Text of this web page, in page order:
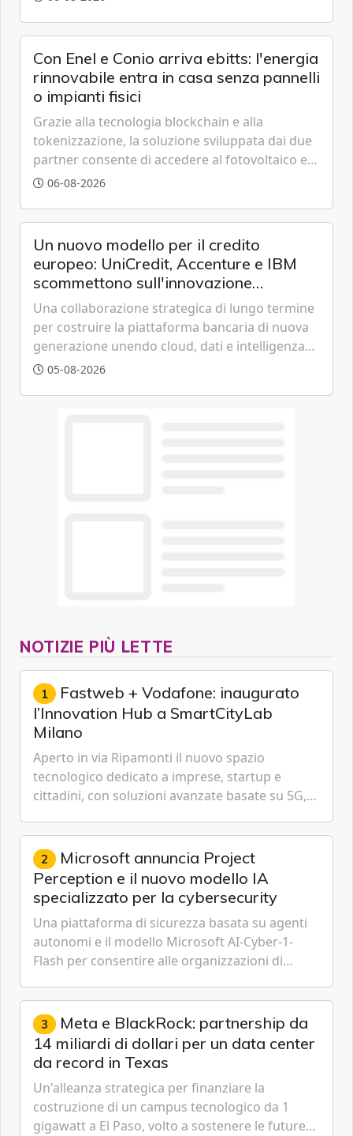
Con Enel e Conio arriva ebitts: l'energia
rinnovabile entra in casa senza pannelli
o impianti fisici
Grazie alla tecnologia blockchain e alla
tokenizzazione, la soluzione sviluppata dai due
partner consente di accedere al fotovoltaico e
all'eolico ottenendo risparmi diretti in bolletta,
06-08-2026
Un nuovo modello per il credito
europeo: UniCredit, Accenture e IBM
scommettono sull'innovazione
tecnologica
Una collaborazione strategica di lungo termine
per costruire la piattaforma bancaria di nuova
generazione unendo cloud, dati e intelligenza
artificiale.
05-08-2026
NOTIZIE PIÙ LETTE
1 Fastweb + Vodafone: inaugurato
l’Innovation Hub a SmartCityLab
Milano
Aperto in via Ripamonti il nuovo spazio
tecnologico dedicato a imprese, startup e
cittadini, con soluzioni avanzate basate su 5G,
Cybersecurity.
2 Microsoft annuncia Project
Perception e il nuovo modello IA
specializzato per la cybersecurity
Una piattaforma di sicurezza basata su agenti
autonomi e il modello Microsoft AI-Cyber-1-
Flash per consentire alle organizzazioni di
gestione continua del rischio.
3 Meta e BlackRock: partnership da
14 miliardi di dollari per un data center
da record in Texas
Un'alleanza strategica per finanziare la
costruzione di un campus tecnologico da 1
gigawatt a El Paso, volto a sostenere le future